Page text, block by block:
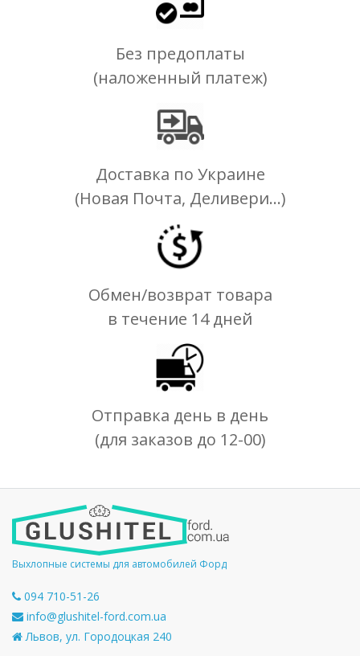
Без предоплаты
(наложенный платеж)
Доставка по Украине
(Новая Почта, Деливери...)
Обмен/возврат товара
в течение 14 дней
Отправка день в день
(для заказов до 12-00)
Выхлопные системы для автомобилей Форд
094 710-51-26
info@glushitel-ford.com.ua
Львов, ул. Городоцкая 240